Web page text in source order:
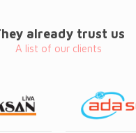
already trust us
A list of our clients